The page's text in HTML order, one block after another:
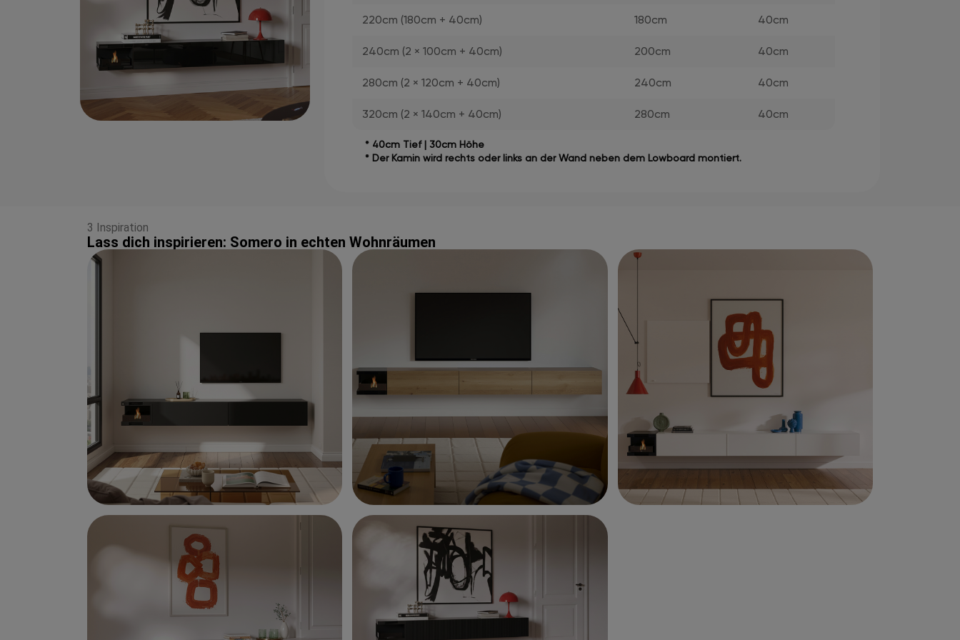
220cm (180cm + 40cm) 180cm 40cm
240cm (2 × 100cm + 40cm) 200cm 40cm
280cm (2 × 120cm + 40cm) 240cm 40cm
320cm (2 × 140cm + 40cm) 280cm 40cm
* 40cm Tief | 30cm Höhe
* Der Kamin wird rechts oder links an der Wand neben dem Lowboard montiert.
3 Inspiration
Lass dich inspirieren: Somero in echten Wohnräumen